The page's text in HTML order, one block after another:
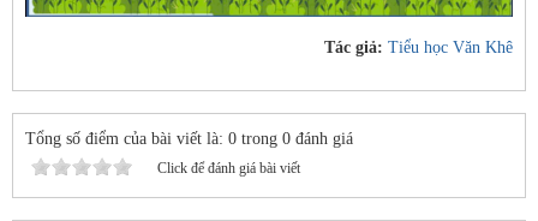
Tác giả: Tiểu học Văn Khê
Tổng số điểm của bài viết là: 0 trong 0 đánh giá
Click để đánh giá bài viết